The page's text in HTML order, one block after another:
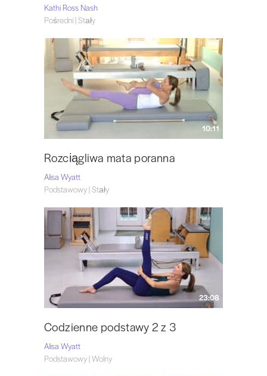
Kathi Ross Nash
Pośredni | Stały
10:11
Rozciągliwa mata poranna
Alisa Wyatt
Podstawowy | Stały
23:08
Codzienne podstawy 2 z 3
Alisa Wyatt
Podstawowy | Wolny